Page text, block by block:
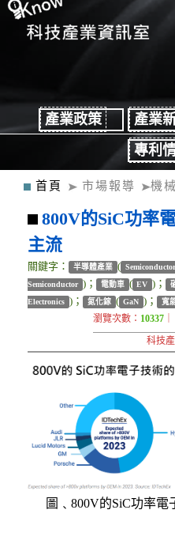
產業政策 產業
專利
首頁 市場報導 機
800V的SiC功率
主流
關鍵字： 半導體產業 (
Semiconductor )； 電動車 ( EV )；
Electronics )； 氮化鎵 ( GaN )； 寬
瀏覽次數： 10337
科技
圖﹑800V的SiC功率